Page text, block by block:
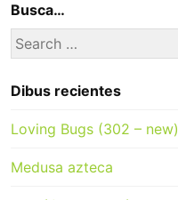
Busca…
Search
for:
Dibus recientes
Loving Bugs (302 – new)
Medusa azteca